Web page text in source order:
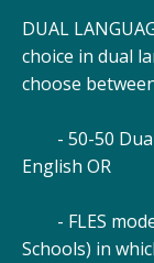
DUAL
choice in dual
choose
- 50-50 Dual
English OR
- FLES
Schools) in